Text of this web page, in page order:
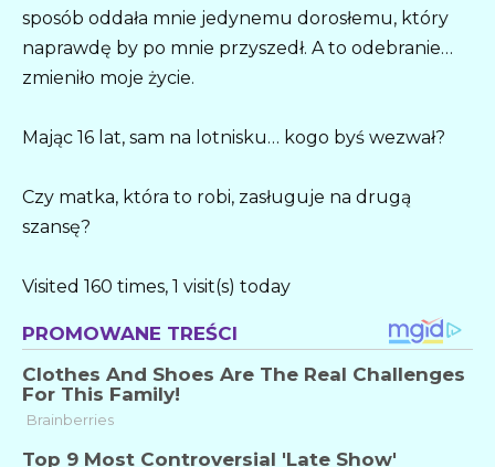
sposób oddała mnie jedynemu dorosłemu, który
naprawdę by po mnie przyszedł. A to odebranie…
zmieniło moje życie.
Mając 16 lat, sam na lotnisku… kogo byś wezwał?
Czy matka, która to robi, zasługuje na drugą
szansę?
Visited 160 times, 1 visit(s) today